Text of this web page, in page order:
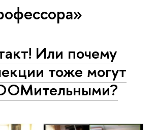
Или почему
тоже могут